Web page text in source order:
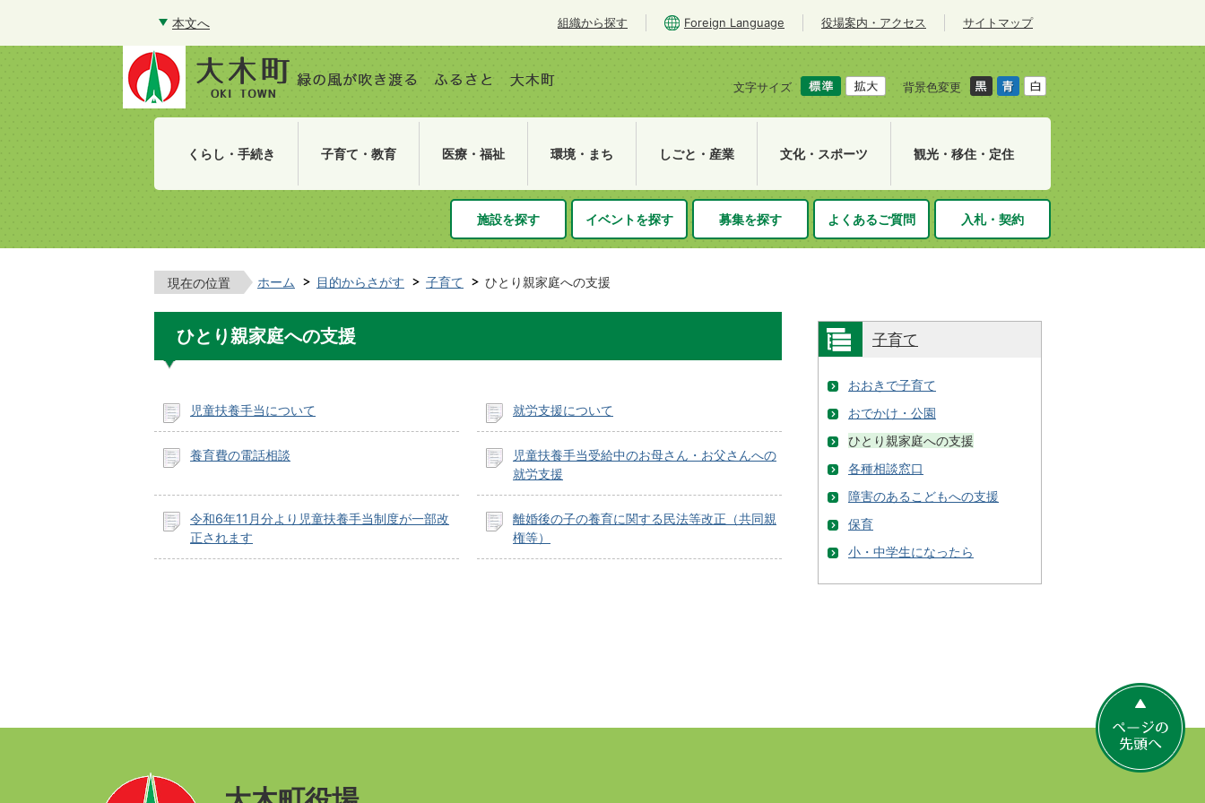
本文へ 組織から探す Foreign Language 役場案内・アクセス サイトマップ
文字サイズ 背景色変更
くらし・手続き 子育て・教育 医療・福祉 環境・まち しごと・産業 文化・スポーツ 観光・移住・定住
施設を探す イベントを探す 募集を探す よくあるご質問 入札・契約
現在の位置 ホーム 目的からさがす 子育て ひとり親家庭への支援
ひとり親家庭への支援
児童扶養手当について 就労支援について
養育費の電話相談
児童扶養手当受給中のお母さん・お父さんへの
就労支援
令和6年11月分より児童扶養手当制度が一部改
正されます
離婚後の子の養育に関する民法等改正（共同親
権等）
子育て
おおきで子育て
おでかけ・公園
ひとり親家庭への支援
各種相談窓口
障害のあるこどもへの支援
保育
小・中学生になったら
ー
ジ
の